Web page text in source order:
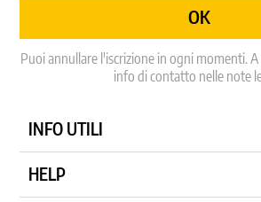
Puoi annullare l'iscrizione in ogni momenti.
info di contatto nelle note
INFO UTILI
HELP